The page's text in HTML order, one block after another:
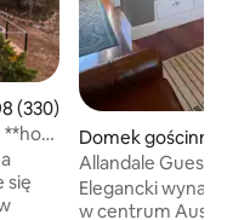
ocena: 4,98 na 5, liczba
(330)
**hot
się
Domek gościnny
Allandale
Austin Retreat
Elegancki
w centrum